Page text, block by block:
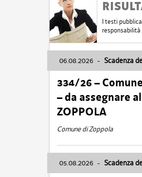
I testi
06.08.2026 - Scadenza
334/26 –
– da assegnare
ZOPPOLA
Comune di Zoppola
05.08.2026 - Scadenza